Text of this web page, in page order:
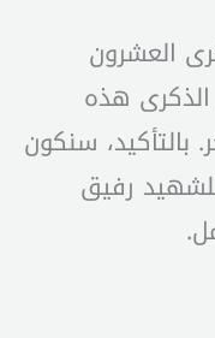
العشرون
الذكرى هذه
بالتأكيد، سنكون
رفيق